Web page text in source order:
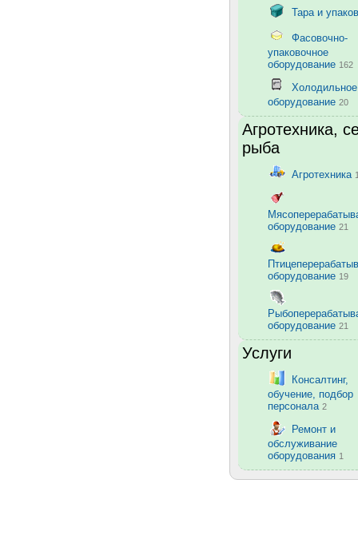
Тара и
Фасовочно-
упаковочное
оборудование 162
Холодильное
оборудование 20
Агротехника,
рыба
Агротехника
оборудование 21
оборудование 19
оборудование 21
Услуги
Консалтинг,
обучение, подбор
персонала 2
Ремонт и
обслуживание
оборудования 1